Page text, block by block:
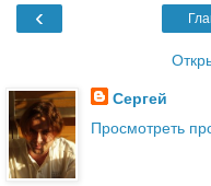
‹
Сергей
Просмотреть